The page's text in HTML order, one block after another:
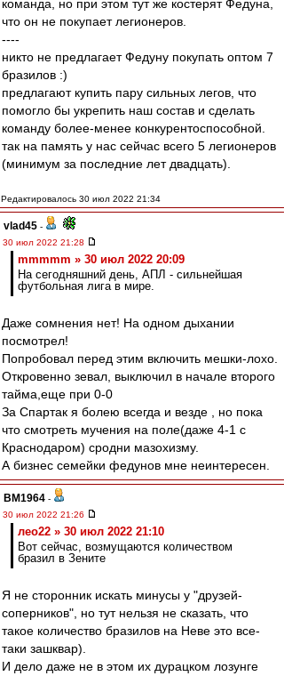
команда, но при этом тут же костерят Федуна,
что он не покупает легионеров.
----
никто не предлагает Федуну покупать оптом 7
бразилов :)
предлагают купить пару сильных легов, что
помогло бы укрепить наш состав и сделать
команду более-менее конкурентоспособной.
так на память у нас сейчас всего 5 легионеров
(минимум за последние лет двадцать).
Редактировалось 30 июл 2022 21:34
vlad45 -
30 июл 2022 21:28
mmmmm » 30 июл 2022 20:09
На сегодняшний день, АПЛ - сильнейшая
футбольная лига в мире.
Даже сомнения нет! На одном дыхании
посмотрел!
Попробовал перед этим включить мешки-лохо.
Откровенно зевал, выключил в начале второго
тайма,еще при 0-0
За Спартак я болею всегда и везде , но пока
что смотреть мучения на поле(даже 4-1 с
Краснодаром) сродни мазохизму.
А бизнес семейки федунов мне неинтересен.
BM1964 -
30 июл 2022 21:26
лео22 » 30 июл 2022 21:10
Вот сейчас, возмущаются количеством
бразил в Зените
Я не сторонник искать минусы у "друзей-
соперников", но тут нельзя не сказать, что
такое количество бразилов на Неве это все-
таки зашквар).
И дело даже не в этом их дурацком лозунге